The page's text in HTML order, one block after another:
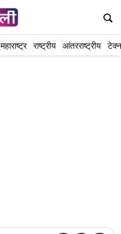
महाराष्ट्र राष्ट्रीय आंतरराष्ट्रीय